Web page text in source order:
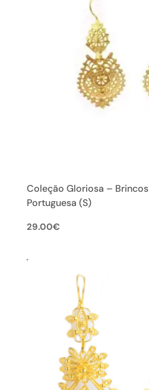
Coleção Gloriosa –
Portuguesa (S)
29.00€